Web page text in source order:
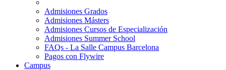
Admisiones Grados
Admisiones Másters
Admisiones Cursos de Especialización
Admisiones Summer School
FAQs - La Salle Campus Barcelona
Pagos con Flywire
Campus